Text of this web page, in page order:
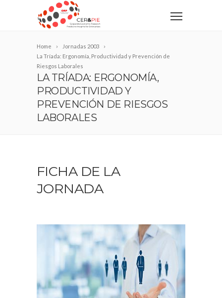
Home
Jornadas 2003
La Tríada: Ergonomía, Productividad y Prevención de
Riesgos Laborales
LA TRÍADA: ERGONOMÍA,
PRODUCTIVIDAD Y
PREVENCIÓN DE RIESGOS
LABORALES
FICHA DE LA
JORNADA